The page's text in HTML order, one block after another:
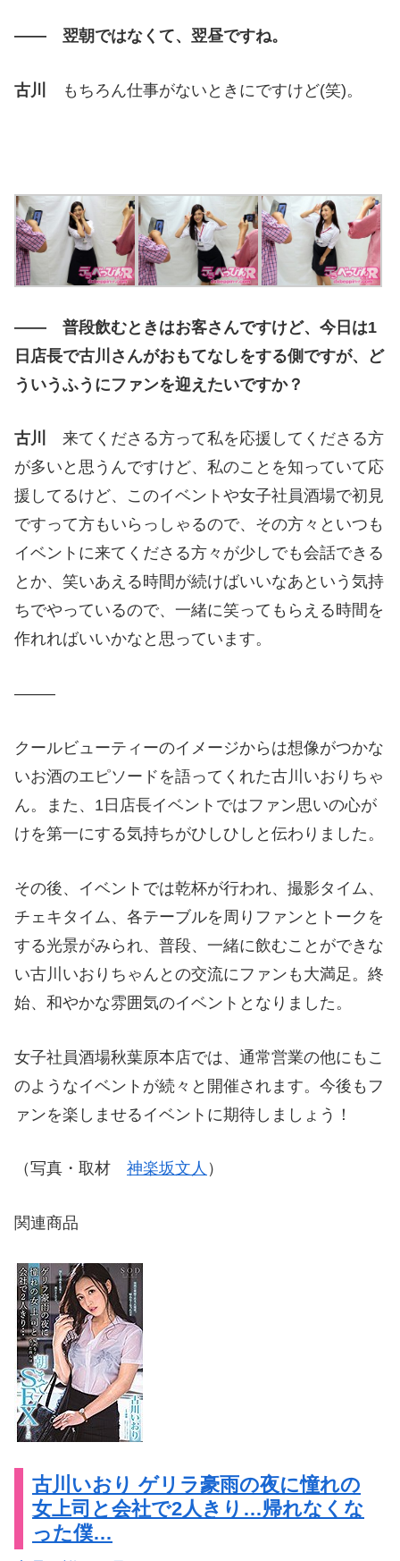
―― 翌朝ではなくて、翌昼ですね。
古川 もちろん仕事がないときにですけど(笑)。
―― 普段飲むときはお客さんですけど、今日は1
日店長で古川さんがおもてなしをする側ですが、ど
ういうふうにファンを迎えたいですか？
古川
来てくださる方って私を応援してくださる方
が多いと思うんですけど、私のことを知っていて応
援してるけど、このイベントや女子社員酒場で初見
ですって方もいらっしゃるので、その方々といつも
イベントに来てくださる方々が少しでも会話できる
とか、笑いあえる時間が続けばいいなあという気持
ちでやっているので、一緒に笑ってもらえる時間を
作れればいいかなと思っています。
——–
クールビューティーのイメージからは想像がつかな
いお酒のエピソードを語ってくれた古川いおりちゃ
ん。また、1日店長イベントではファン思いの心が
けを第一にする気持ちがひしひしと伝わりました。
その後、イベントでは乾杯が行われ、撮影タイム、
チェキタイム、各テーブルを周りファンとトークを
する光景がみられ、普段、一緒に飲むことができな
い古川いおりちゃんとの交流にファンも大満足。終
始、和やかな雰囲気のイベントとなりました。
女子社員酒場秋葉原本店では、通常営業の他にもこ
のようなイベントが続々と開催されます。今後もフ
ァンを楽しませるイベントに期待しましょう！
（写真・取材 神楽坂文人 ）
関連商品
古川いおり ゲリラ豪雨の夜に憧れの
女上司と会社で2人きり…帰れなくな
った僕…